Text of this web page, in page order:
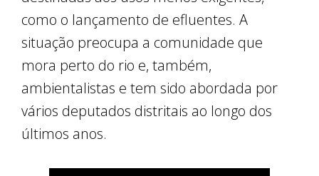
como o lançamento de efluentes. A
situação preocupa a comunidade que
mora perto do rio e, também,
ambientalistas e tem sido abordada por
vários deputados distritais ao longo dos
últimos anos.